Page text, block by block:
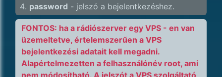
password - jelszó a bejelentkezéshez.
FONTOS: ha a rádiószerver egy VPS - en van
üzemeltetve, értelemszerűen a VPS
bejelentkezési adatait kell megadni.
Alapértelmezetten a felhasználónév root, ami
nem módosítható. A jelszót a VPS szolgáltató